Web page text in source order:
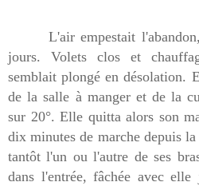
L'air empestait l'abandon,
jours. Volets clos et
semblait plongé en désolation.
de la salle à manger et de la
sur 20°. Elle quitta alors son
dix minutes de marche depuis
tantôt l'un ou l'autre de ses
dans l'entrée, fâchée avec